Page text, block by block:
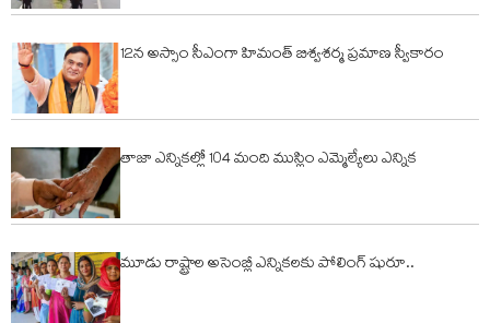
12న అస్సాం సీఎంగా హిమంత్ బిశ్వశర్మ ప్రమాణ స్వీకారం
తాజా ఎన్నికల్లో 104 మంది ముస్లిం ఎమ్మెల్యేలు ఎన్నిక
మూడు రాష్ట్రాల అసెంబ్లీ ఎన్నిక‌ల‌కు పోలింగ్ షురూ..